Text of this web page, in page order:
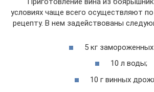
условиях чаще всего осуществляют
рецепту. В нем задействованы
5 кг замороженных
10 л воды;
10 г винных